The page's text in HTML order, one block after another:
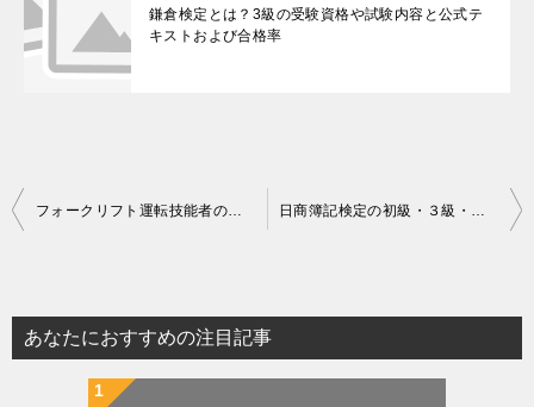
鎌倉検定とは？3級の受験資格や試験内容と公式テ
キストおよび合格率
投
ビ
ゲ
フォークリフト運転技能者の資格（免許）と講習科目や合格率 日商簿記検定の初級・３級・２級・１級の難易度と合格率
あなたにおすすめの注目記事